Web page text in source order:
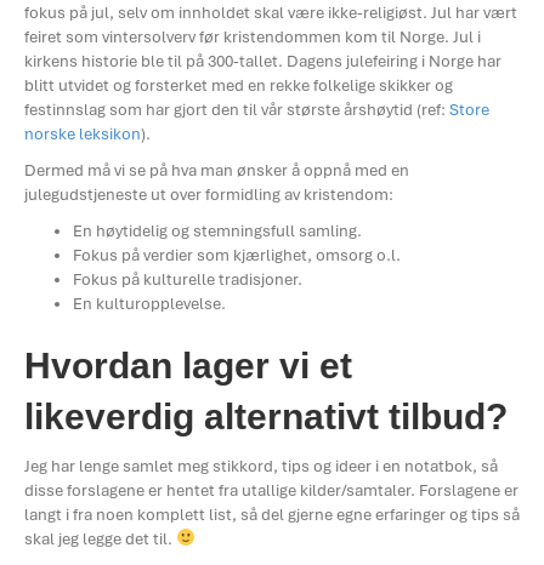
fokus på jul, selv om innholdet skal være ikke-religiøst. Jul har vært
feiret som vintersolverv før kristendommen kom til Norge. Jul i
kirkens historie ble til på 300-tallet. Dagens julefeiring i Norge har
blitt utvidet og forsterket med en rekke folkelige skikker og
festinnslag som har gjort den til vår største årshøytid (ref: Store
norske leksikon).
Dermed må vi se på hva man ønsker å oppnå med en
julegudstjeneste ut over formidling av kristendom:
En høytidelig og stemningsfull samling.
Fokus på verdier som kjærlighet, omsorg o.l.
Fokus på kulturelle tradisjoner.
En kulturopplevelse.
Hvordan lager vi et
likeverdig alternativt tilbud?
Jeg har lenge samlet meg stikkord, tips og ideer i en notatbok, så
disse forslagene er hentet fra utallige kilder/samtaler. Forslagene er
langt i fra noen komplett list, så del gjerne egne erfaringer og tips så
skal jeg legge det til.